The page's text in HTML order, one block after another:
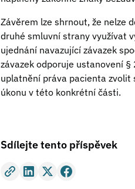
Závěrem lze shrnout, že nelze
druhé smluvní strany využívat
ujednání navazující závazek
závazek odporuje ustanovení
uplatnění práva pacienta
úkonu v této konkrétní části.
Sdílejte tento příspěvek